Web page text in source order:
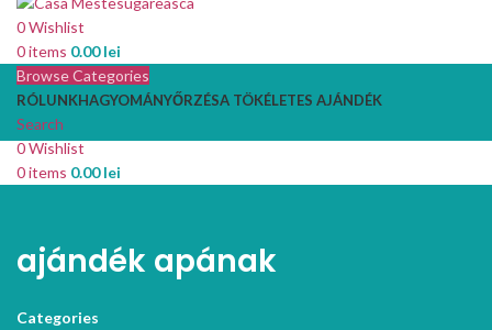
0Wishlist
0items 0.00lei
Browse Categories
RÓLUNKHAGYOMÁNYŐRZÉSA TÖKÉLETES AJÁNDÉK
Search
0Wishlist
0items 0.00lei
ajándék apának
Categories